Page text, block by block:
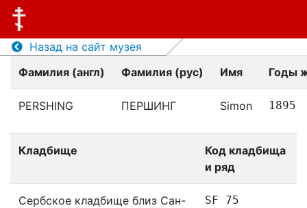
Назад на сайт музея
Фамилия (англ)
Фамилия (рус) Имя Годы
PERSHING ПЕРШИНГ Simon 1895
Кладбище
Код кладбища
и ряд
Сербское кладбище близ Сан-
SF 75